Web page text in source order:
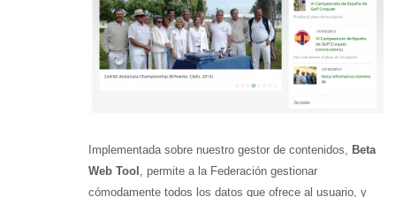
Implementada sobre nuestro gestor de contenidos, Beta
Web Tool , permite a la Federación gestionar
cómodamente todos los datos que ofrece al usuario, y